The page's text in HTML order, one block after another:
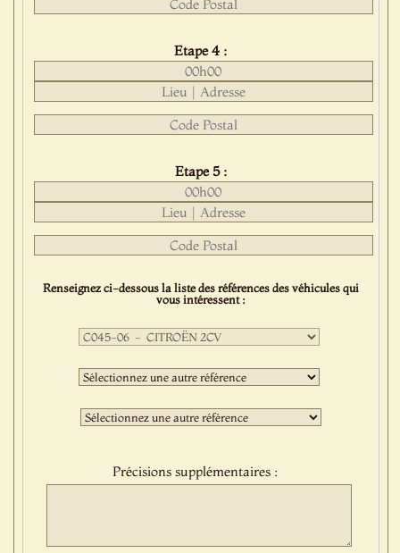
Etape 4 :
Etape 5 :
Renseignez ci-dessous la liste des références des véhicules qui
vous intéressent :
Première
sélection
:Deuxième
sélection
:Troisième
sélection
Précisions supplémentaires :